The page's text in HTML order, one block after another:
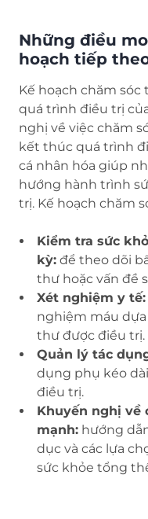
Những điều
hoạch tiếp
Kế hoạch chăm
quá trình điều trị
nghị về việc chăm
kết thúc quá trình
cá nhân hóa giúp
hướng hành trình
trị. Kế hoạch chăm
Kiểm tra sức
kỳ: để theo dõi
thư hoặc vấn đề
Xét nghiệm y tế:
nghiệm máu
thư được điều trị.
Quản lý tác
dụng phụ kéo
điều trị.
Khuyến nghị về
mạnh: hướng
dục và các lựa
sức khỏe tổng